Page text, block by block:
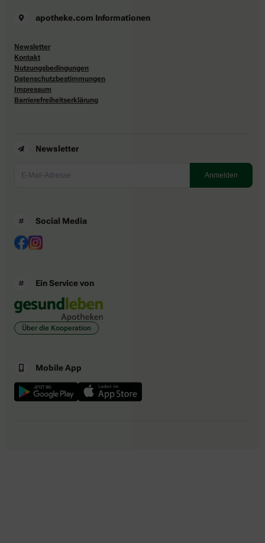
apotheke.com Informationen
Newsletter
Kontakt
Nutzungsbedingungen
Datenschutzbestimmungen
Impressum
Barrierefreiheitserklärung
Newsletter
Social Media
Ein Service von
Über die Kooperation
Mobile App